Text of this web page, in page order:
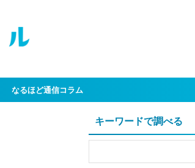
なるほど通信コラム
キーワードで調べる